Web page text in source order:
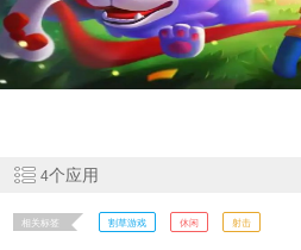
略，像素画风与快节奏战斗带来爽快体验。
4个应用
相关标签 割草游戏 休闲 射击